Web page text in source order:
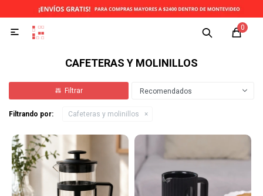
0

CAFETERAS Y MOLINILLOS
Recomendados
Filtrando por: Cafeteras y molinillos